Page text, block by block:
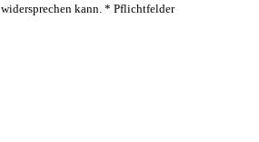
widersprechen kann. * Pflichtfelder